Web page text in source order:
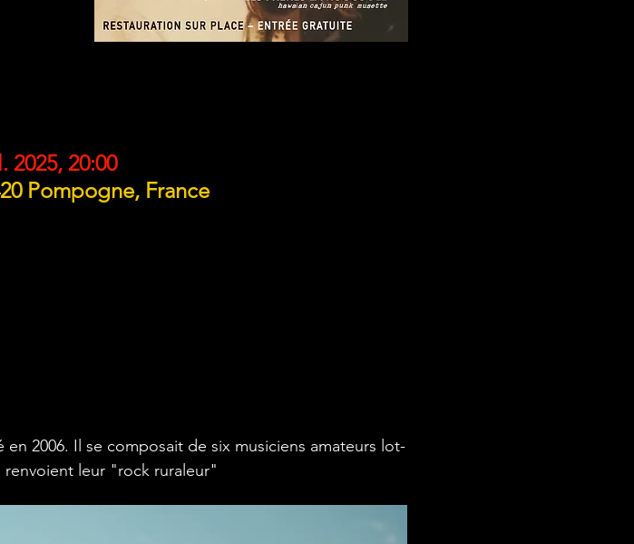
2025, 20:00
Pompogne, France
2006. Il se composait de six musiciens amateurs lot-
renvoient leur "rock ruraleur"